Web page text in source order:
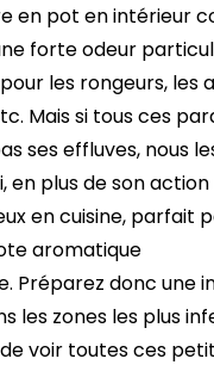
en pot en intérieur
forte odeur
les rongeurs, les
Mais si tous ces
ses effluves, nous
en plus de son
en cuisine, parfait
aromatique
Préparez donc une
les zones les plus
voir toutes ces